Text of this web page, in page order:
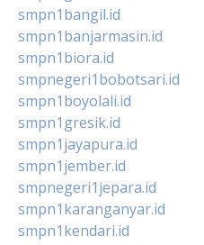
smpn1bangil.id
smpn1banjarmasin.id
smpn1biora.id
smpnegeri1bobotsari.id
smpn1boyolali.id
smpn1gresik.id
smpn1jayapura.id
smpn1jember.id
smpnegeri1jepara.id
smpn1karanganyar.id
smpn1kendari.id